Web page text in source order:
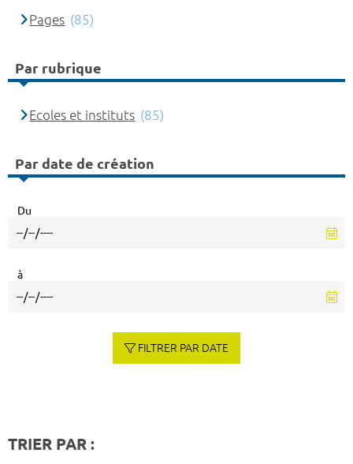
Pages (85)
Par rubrique
Ecoles et instituts (85)
Par date de création
Du
à
FILTRER PAR DATE
TRIER PAR :